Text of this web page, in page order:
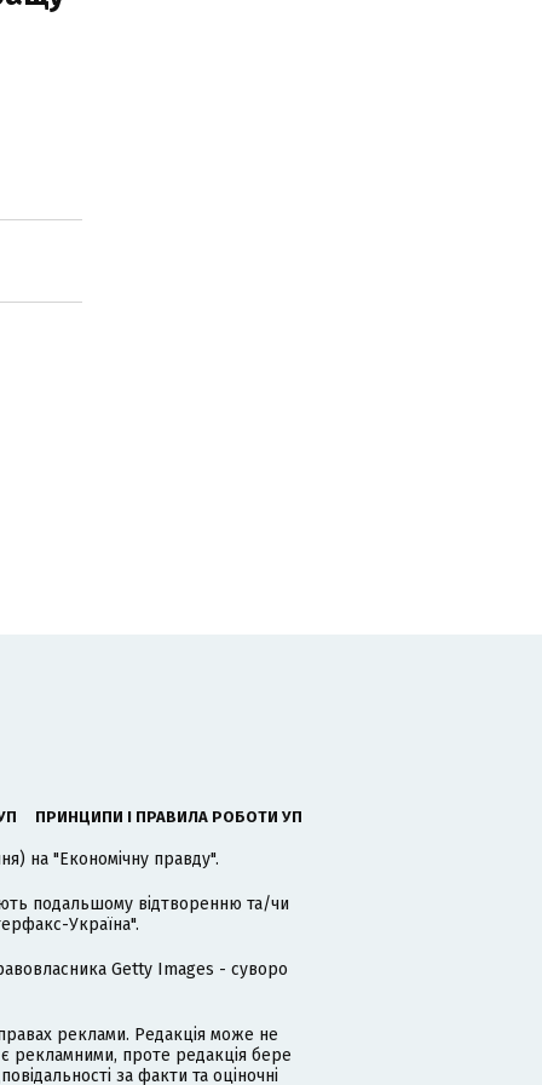
ПРИНЦИПИ І ПРАВИЛА РОБОТИ УП
на "Економічну правду".
подальшому відтворенню та/чи
Україна".
Getty Images - суворо
реклами. Редакція може не
рекламними, проте редакція бере
за факти та оціночні